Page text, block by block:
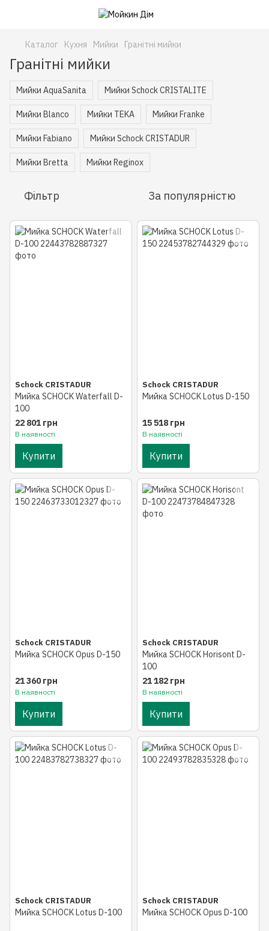
Каталог Кухня Мийки Гранітні мийки
Гранітні мийки
Мийки AquaSanita Мийки Schock CRISTALITE
Мийки Blanco Мийки TEKA Мийки Franke
Мийки Fabiano Мийки Schock CRISTADUR
Мийки Bretta Мийки Reginox
Фільтр За популярністю
Schock CRISTADUR
Мийка SCHOCK Waterfall D-
100
22 801 грн
В наявності
Купити
Schock CRISTADUR
Мийка SCHOCK Lotus D-150
15 518 грн
В наявності
Купити
Schock CRISTADUR
Мийка SCHOCK Opus D-150
21 360 грн
В наявності
Купити
Schock CRISTADUR
Мийка SCHOCK Horisont D-
100
21 182 грн
В наявності
Купити
Schock CRISTADUR
Мийка SCHOCK Lotus D-100
Schock CRISTADUR
Мийка SCHOCK Opus D-100